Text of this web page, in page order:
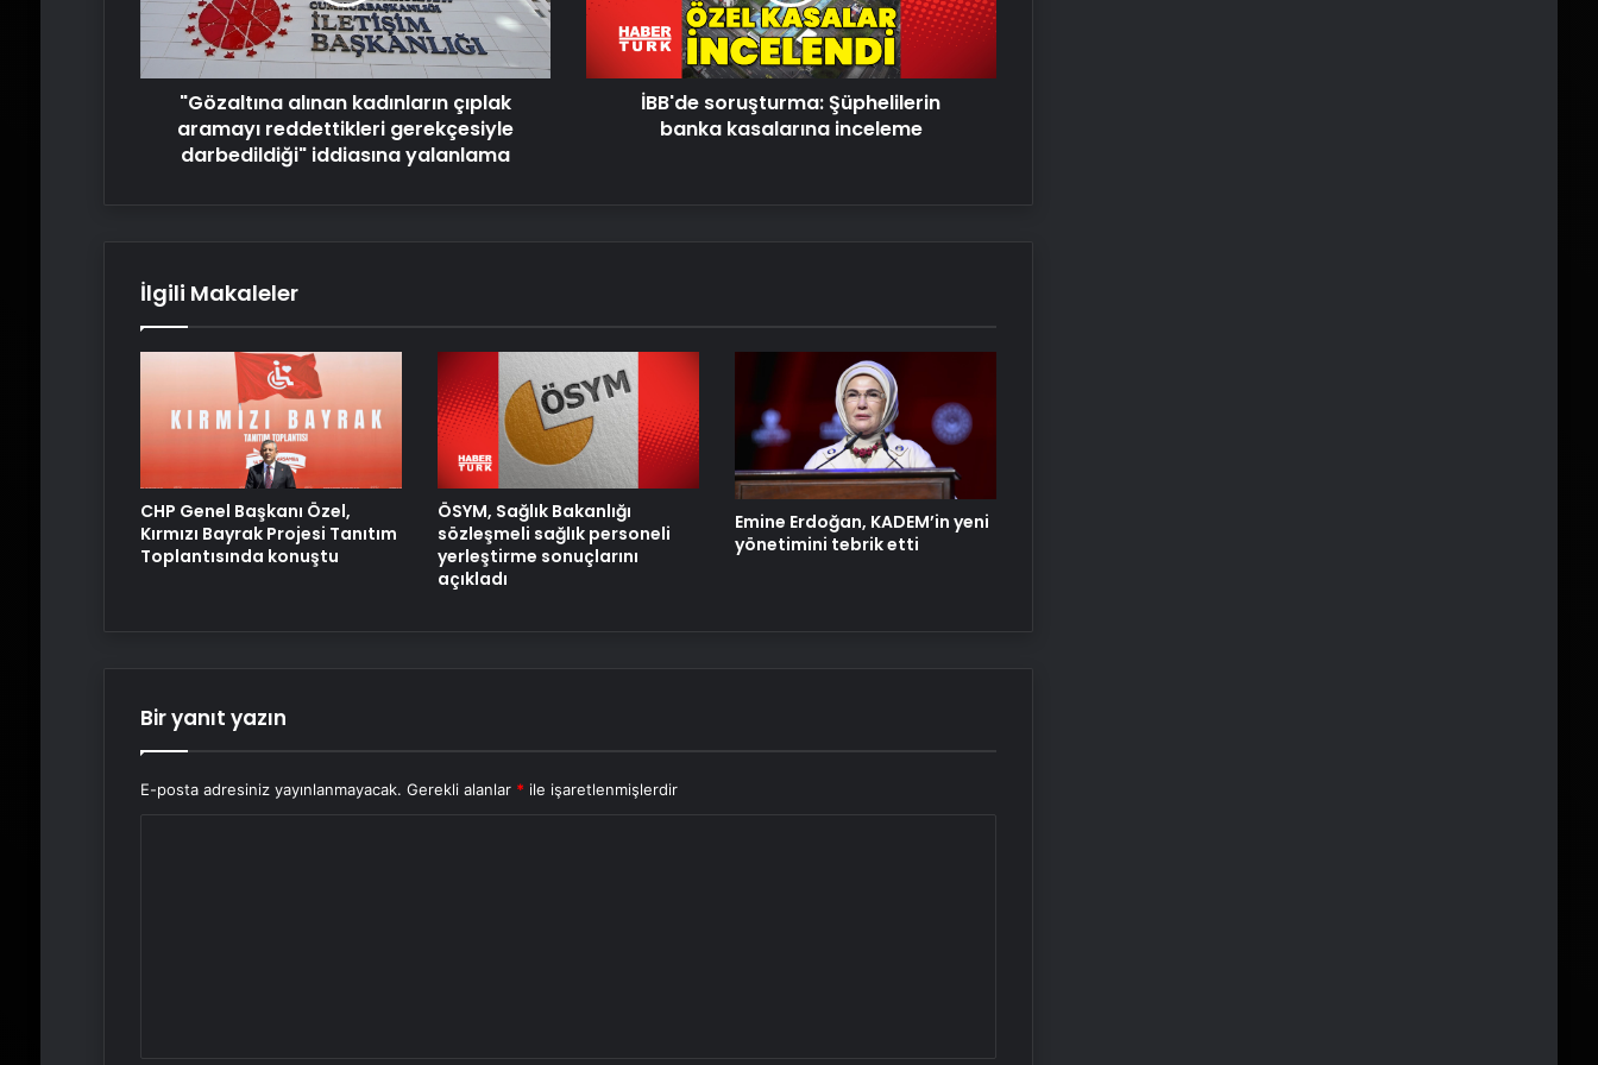
Reklam Ajansı, SEO Ajansı ve Web
Tasarım Ajansı
UETDS Nedir ? Uetds.com İle Akıllı
Dijital Taşımacılık Yazılımı
Datahost İle Güvenilir Sunucu
Hizmetleri
gerekçesiyle
darbedildiği"
iddiasına
yalanlama"Gözaltına alınan kadınların çıplak
aramayı reddettikleri gerekçesiyle
darbedildiği" iddiasına yalanlama
İBB'de soruşturma: Şüphelilerin
banka kasalarına inceleme
İlgili Makaleler
CHP Genel Başkanı Özel,
Kırmızı Bayrak Projesi Tanıtım
Toplantısında konuştu
ÖSYM, Sağlık Bakanlığı
sözleşmeli sağlık personeli
yerleştirme sonuçlarını
açıkladı
Emine Erdoğan, KADEM’in yeni
yönetimini tebrik etti
Bir yanıt yazın
E-posta adresiniz yayınlanmayacak. Gerekli alanlar * ile işaretlenmişlerdir